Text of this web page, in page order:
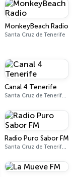
MonkeyBeach Radio
Santa Cruz de Tenerife
Canal 4 Tenerife
Santa Cruz de Tenerife 98.8 FM
Radio Puro Sabor FM
Santa Cruz de Tenerife 90.2 - 102.6 FM